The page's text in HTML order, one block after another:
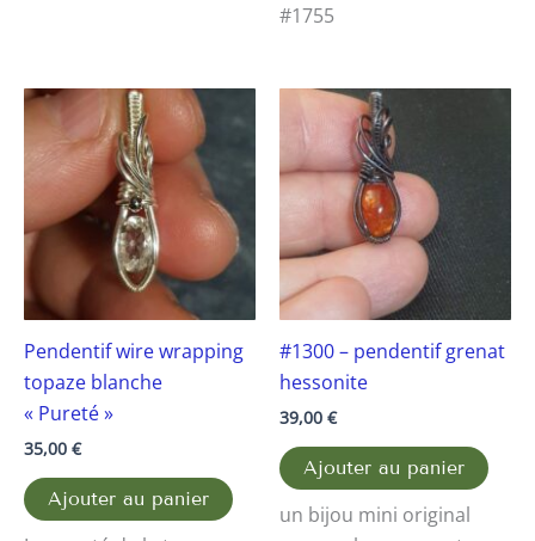
#1755
Pendentif wire wrapping
topaze blanche
« Pureté »
35,00 €
Ajouter au panier
#1300 – pendentif grenat
hessonite
39,00 €
Ajouter au panier
un bijou mini original